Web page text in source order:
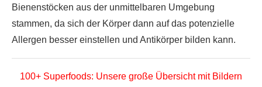
Bienenstöcken aus der unmittelbaren Umgebung
stammen, da sich der Körper dann auf das potenzielle
Allergen besser einstellen und Antikörper bilden kann.
100+ Superfoods: Unsere große Übersicht mit Bildern